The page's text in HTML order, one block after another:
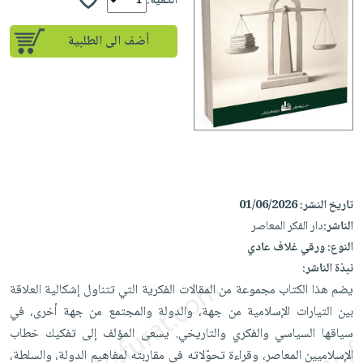
إختياراتنا
كتب
صندوق
القراءة
English
iKitab
بلا
حدود
أسئلة
على
Android
تحميل
iKitab
على
Apple
أسئلة
يتكرر
طرحها
تحميل
masmu3
على
Apple
المواضيع
الأكثر
مبيعاً
وسائل
تعليمية
تعليمية
والعناية
الشخصية
العناية
الشخصية
العناية
وتصفيف
الشعر
العناية
بالجسم
والسفرة
جديد
الكل
أواني
الطهي
أدوات
متجر
الهدايا
أقسام
أضف الى الطلبية
تاريخ النشر:01/06/2026
الناشر:دار الفكر المعاصر
النوع:ورقي غلاف عادي
نبذة الناشر:
يضم هذا الكتاب مجموعة من المقالات الفكرية التي تتناول إشكالية العلاقة
بين التيارات الإسلامية من جهة، والدولة والمجتمع من جهة أخرى، في
سياقها السياسي والفكري والتاريخي. يسعى المؤلف إلى تفكيك خطاب
الإسلاميين المعاصر، وقراءة تحوّلاته في مقاربته لمفاهيم الدولة، والسلطة،